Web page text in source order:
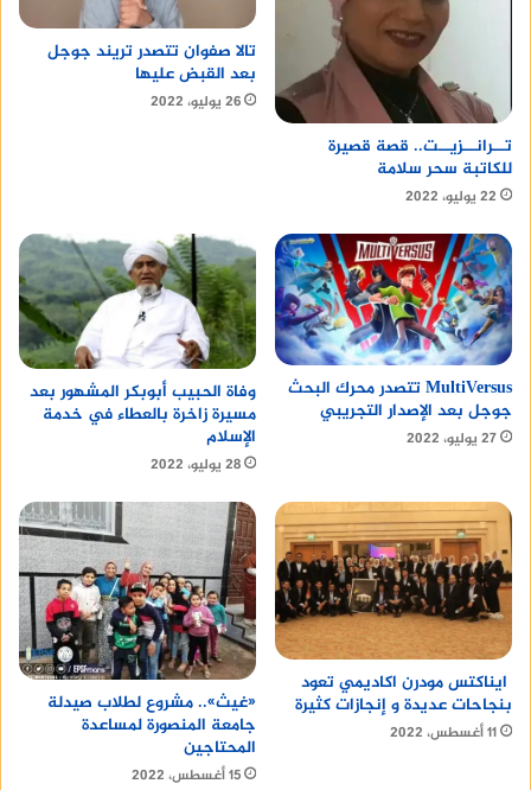
تــرانــزيــت.. قصة قصيرة
للكاتبة سحر سلامة
22 يوليو، 2022
تالا صفوان تتصدر تريند جوجل
بعد القبض عليها
26 يوليو، 2022
MultiVersus تتصدر محرك البحث
جوجل بعد الإصدار التجريبي
27 يوليو، 2022
وفاة الحبيب أبوبكر المشهور بعد
مسيرة زاخرة بالعطاء في خدمة
الإسلام
28 يوليو، 2022
ايناكتس مودرن اكاديمي تعود
بنجاحات عديدة و إنجازات كثيرة
11 أغسطس، 2022
«غيث».. مشروع لطلاب صيدلة
جامعة المنصورة لمساعدة
المحتاجين
15 أغسطس، 2022